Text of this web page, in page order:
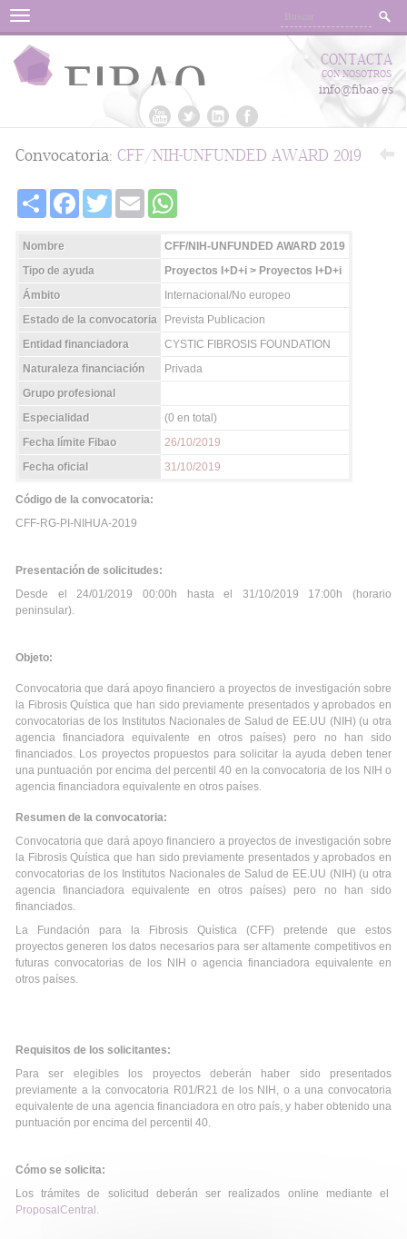
Menu
CONTACTA
CON NOSOTROS
info@fibao.es
Convocatoria: CFF/NIH-UNFUNDED AWARD 2019
Share FacebookTwitter Email
Nombre
CFF/NIH-UNFUNDED AWARD 2019
Tipo de ayuda
Proyectos I+D+i > Proyectos I+D+i
Ámbito
Internacional/No europeo
Estado de la convocatoria
Prevista Publicacion
Entidad financiadora
CYSTIC FIBROSIS FOUNDATION
Naturaleza financiación
Privada
Grupo profesional
Especialidad
(0 en total)
Fecha límite Fibao
26/10/2019
Fecha oficial
31/10/2019
Código de la convocatoria:
CFF-RG-PI-NIHUA-2019
Presentación de solicitudes:
Desde el 24/01/2019 00:00h hasta el 31/10/2019 17:00h (horario
peninsular).
Objeto:
Convocatoria que dará apoyo financiero a proyectos de investigación sobre
la Fibrosis Quística que han sido previamente presentados y aprobados en
convocatorias de los Institutos Nacionales de Salud de EE.UU (NIH) (u otra
agencia financiadora equivalente en otros países) pero no han sido
financiados. Los proyectos propuestos para solicitar la ayuda deben tener
una puntuación por encima del percentil 40 en la convocatoria de los NIH o
agencia financiadora equivalente en otros países.
Resumen de la convocatoria:
Convocatoria que dará apoyo financiero a proyectos de investigación sobre
la Fibrosis Quística que han sido previamente presentados y aprobados en
convocatorias de los Institutos Nacionales de Salud de EE.UU (NIH) (u otra
agencia financiadora equivalente en otros países) pero no han sido
financiados.
La Fundación para la Fibrosis Quística (CFF) pretende que estos
proyectos generen los datos necesarios para ser altamente competitivos en
futuras convocatorias de los NIH o agencia financiadora equivalente en
otros países.
Requisitos de los solicitantes:
Para ser elegibles los proyectos deberán haber sido presentados
previamente a la convocatoria R01/R21 de los NIH, o a una convocatoria
equivalente de una agencia financiadora en otro país, y haber obtenido una
puntuación por encima del percentil 40.
Cómo se solicita:
Los trámites de solicitud deberán ser realizados online mediante el
ProposalCentral.